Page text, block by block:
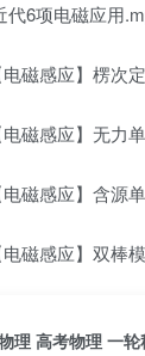
6项电磁应用
感应】楞次定
感应】无力单
感应】含源单
磁感应】双棒